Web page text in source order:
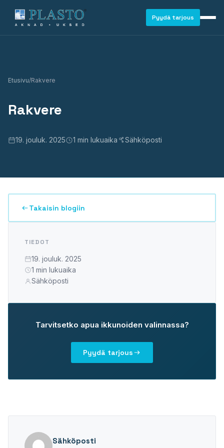
IKKUNAT
Kapea
Tasopintainen
PLASTO 82
PLASTO NORDIC
LIUKUOVET
PLASTO DRIVE
Pyydä tarjous
Etusivu/Rakvere
Rakvere
19. jouluk. 2025 1 min lukuaika Sähköposti
Sähköposti
Takaisin blogiin
TIEDOT
19. jouluk. 2025
1 min lukuaika
Sähköposti
Tarvitsetko apua ikkunoiden valinnassa?
Pyydä tarjous